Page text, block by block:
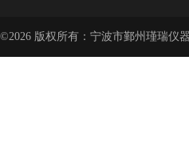
©2026 版权所有：宁波市鄞州瑾瑞仪